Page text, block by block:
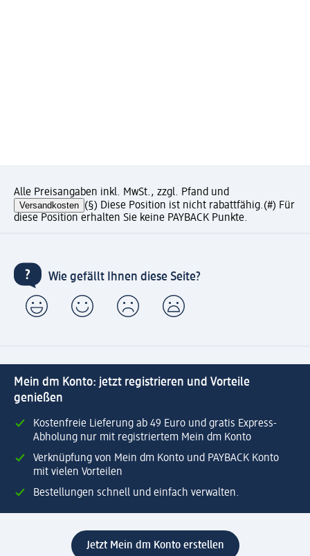
Alle Preisangaben inkl. MwSt., zzgl. Pfand und
Versandkosten (§) Diese Position ist nicht rabattfähig.(#) Für
diese Position erhalten Sie keine PAYBACK Punkte.
Wie gefällt Ihnen diese Seite?
Mein dm Konto: jetzt registrieren und Vorteile
genießen
Kostenfreie Lieferung ab 49 Euro und gratis Express-
Abholung nur mit registriertem Mein dm Konto
Verknüpfung von Mein dm Konto und PAYBACK Konto
mit vielen Vorteilen
Bestellungen schnell und einfach verwalten.
Jetzt Mein dm Konto erstellen